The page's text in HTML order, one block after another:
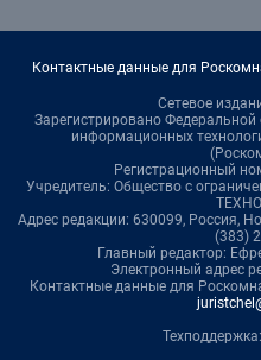
Контактные данные для
Сетевое
Зарегистрировано
информационных
Регистрационный
Учредитель: Общество с
Адрес редакции: 630099, Россия,
(383)
Главный редактор:
Электронный адрес
Контактные данные для
Техподдержка: